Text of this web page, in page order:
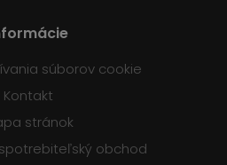
súborov cookie
Kontakt
stránok
obchod